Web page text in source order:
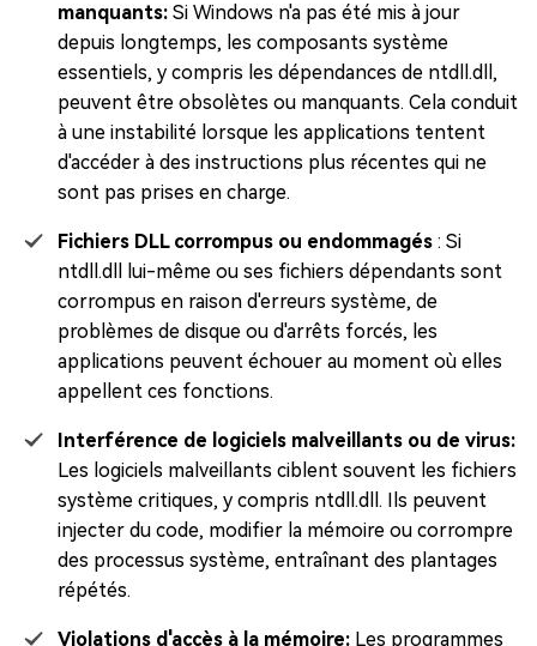
manquants: Si Windows n'a pas été mis à jour
depuis longtemps, les composants système
essentiels, y compris les dépendances de ntdll.dll,
peuvent être obsolètes ou manquants. Cela conduit
à une instabilité lorsque les applications tentent
d'accéder à des instructions plus récentes qui ne
sont pas prises en charge.
Fichiers DLL corrompus ou endommagés : Si
ntdll.dll lui-même ou ses fichiers dépendants sont
corrompus en raison d'erreurs système, de
problèmes de disque ou d'arrêts forcés, les
applications peuvent échouer au moment où elles
appellent ces fonctions.
Interférence de logiciels malveillants ou de virus:
Les logiciels malveillants ciblent souvent les fichiers
système critiques, y compris ntdll.dll. Ils peuvent
injecter du code, modifier la mémoire ou corrompre
des processus système, entraînant des plantages
répétés.
Violations d'accès à la mémoire: Les programmes